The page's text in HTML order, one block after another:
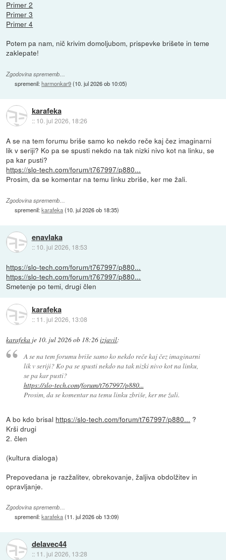
Primer 2
Primer 3
Primer 4
Potem pa nam, nič krivim domoljubom, prispevke brišete in teme
zaklepate!
Zgodovina sprememb…
spremenil:harmonkar9(10. jul 2026 ob 10:05)
karafeka
:: 10. jul 2026, 18:26
A se na tem forumu briše samo ko nekdo reče kaj čez imaginarni
lik v seriji? Ko pa se spusti nekdo na tak nizki nivo kot na linku, se
pa kar pusti?
https://slo-tech.com/forum/t767997/p880...
Prosim, da se komentar na temu linku zbriše, ker me žali.
Zgodovina sprememb…
spremenil:karafeka(10. jul 2026 ob 18:35)
enavlaka
:: 10. jul 2026, 18:53
https://slo-tech.com/forum/t767997/p880...
https://slo-tech.com/forum/t767997/p880...
Smetenje po temi, drugi člen
karafeka
:: 11. jul 2026, 13:08
karafeka je 10. jul 2026 ob 18:26izjavil:
A se na tem forumu briše samo ko nekdo reče kaj čez imaginarni
lik v seriji? Ko pa se spusti nekdo na tak nizki nivo kot na linku,
se pa kar pusti?
https://slo-tech.com/forum/t767997/p880...
Prosim, da se komentar na temu linku zbriše, ker me žali.
A bo kdo brisal https://slo-tech.com/forum/t767997/p880... ?
Krši drugi
2. člen
(kultura dialoga)
Prepovedana je razžalitev, obrekovanje, žaljiva obdolžitev in
opravljanje.
Zgodovina sprememb…
spremenil:karafeka(11. jul 2026 ob 13:09)
delavec44
:: 11. jul 2026, 13:28